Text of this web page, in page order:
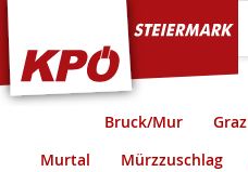
KPÖ Steiermark
Bruck/Mur Graz
Murtal
Mürzzuschlag